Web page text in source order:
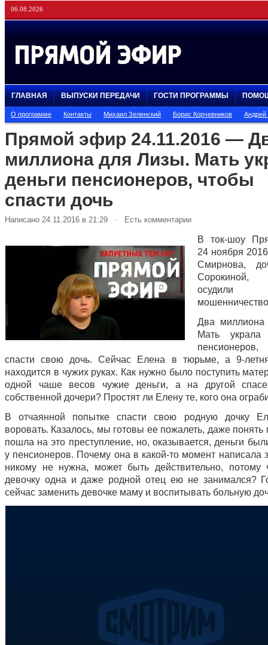
06.08.2026
ГЛАВНАЯ ВЫПУСКИ ПЕРЕДАЧИ ГОСТИ ПРОГРАММЫ
О программе Контакты Михаил Зеленский Борис Корчевников
Прямой эфир 24.11.2016 —
миллиона для Лизы. Мать
деньги пенсионеров, чтобы
спасти дочь
Написано 24.11.2016 в 21:29 · Есть комментарии
В ток-шоу
24 ноября
Смирнова,
Сорокиной,
Два
Мать
спасти свою дочь. Сейчас Елена в тюрьме, а 9-
находится в чужих руках. Как нужно было поступить
одной чаше весов чужие деньги, а на другой
собственной дочери? Простят ли Елену те, кого она
В отчаянной попытке спасти свою родную дочку
воровать. Казалось, мы готовы ее пожалеть, даже понять
пошла на это преступление, но, оказывается, деньги
у пенсионеров. Почему она в какой-то момент написала
никому не нужна, может быть действительно, потому
девочку одна и даже родной отец ею не занимался?
сейчас заменить девочке маму и воспитывать больную